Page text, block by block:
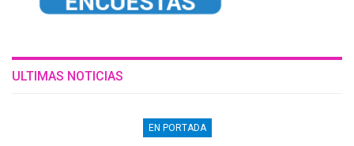
ULTIMAS NOTICIAS
EN PORTADA